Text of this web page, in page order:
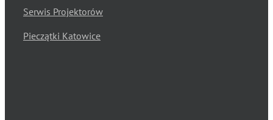
Serwis Projektorów
Pieczątki Katowice